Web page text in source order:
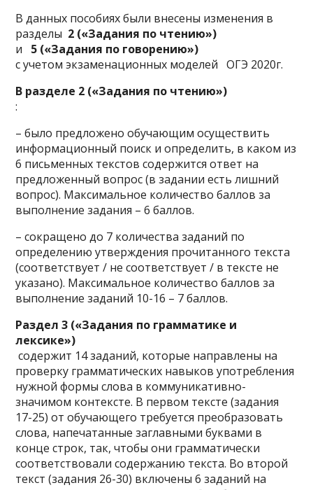
В данных пособиях были внесены изменения в
разделы 2 («Задания по чтению»)
и 5 («Задания по говорению»)
с учетом экзаменационных моделей ОГЭ 2020г.
В разделе 2 («Задания по чтению»)
:
– было предложено обучающим осуществить
информационный поиск и определить, в каком из
6 письменных текстов содержится ответ на
предложенный вопрос (в задании есть лишний
вопрос). Максимальное количество баллов за
выполнение задания – 6 баллов.
– сокращено до 7 количества заданий по
определению утверждения прочитанного текста
(соответствует / не соответствует / в тексте не
указано). Максимальное количество баллов за
выполнение заданий 10-16 – 7 баллов.
Раздел 3 («Задания по грамматике и
лексике»)
содержит 14 заданий, которые направлены на
проверку грамматических навыков употребления
нужной формы слова в коммуникативно-
значимом контексте. В первом тексте (задания
17-25) от обучающего требуется преобразовать
слова, напечатанные заглавными буквами в
конце строк, так, чтобы они грамматически
соответствовали содержанию текста. Во второй
текст (задания 26-30) включены 6 заданий на